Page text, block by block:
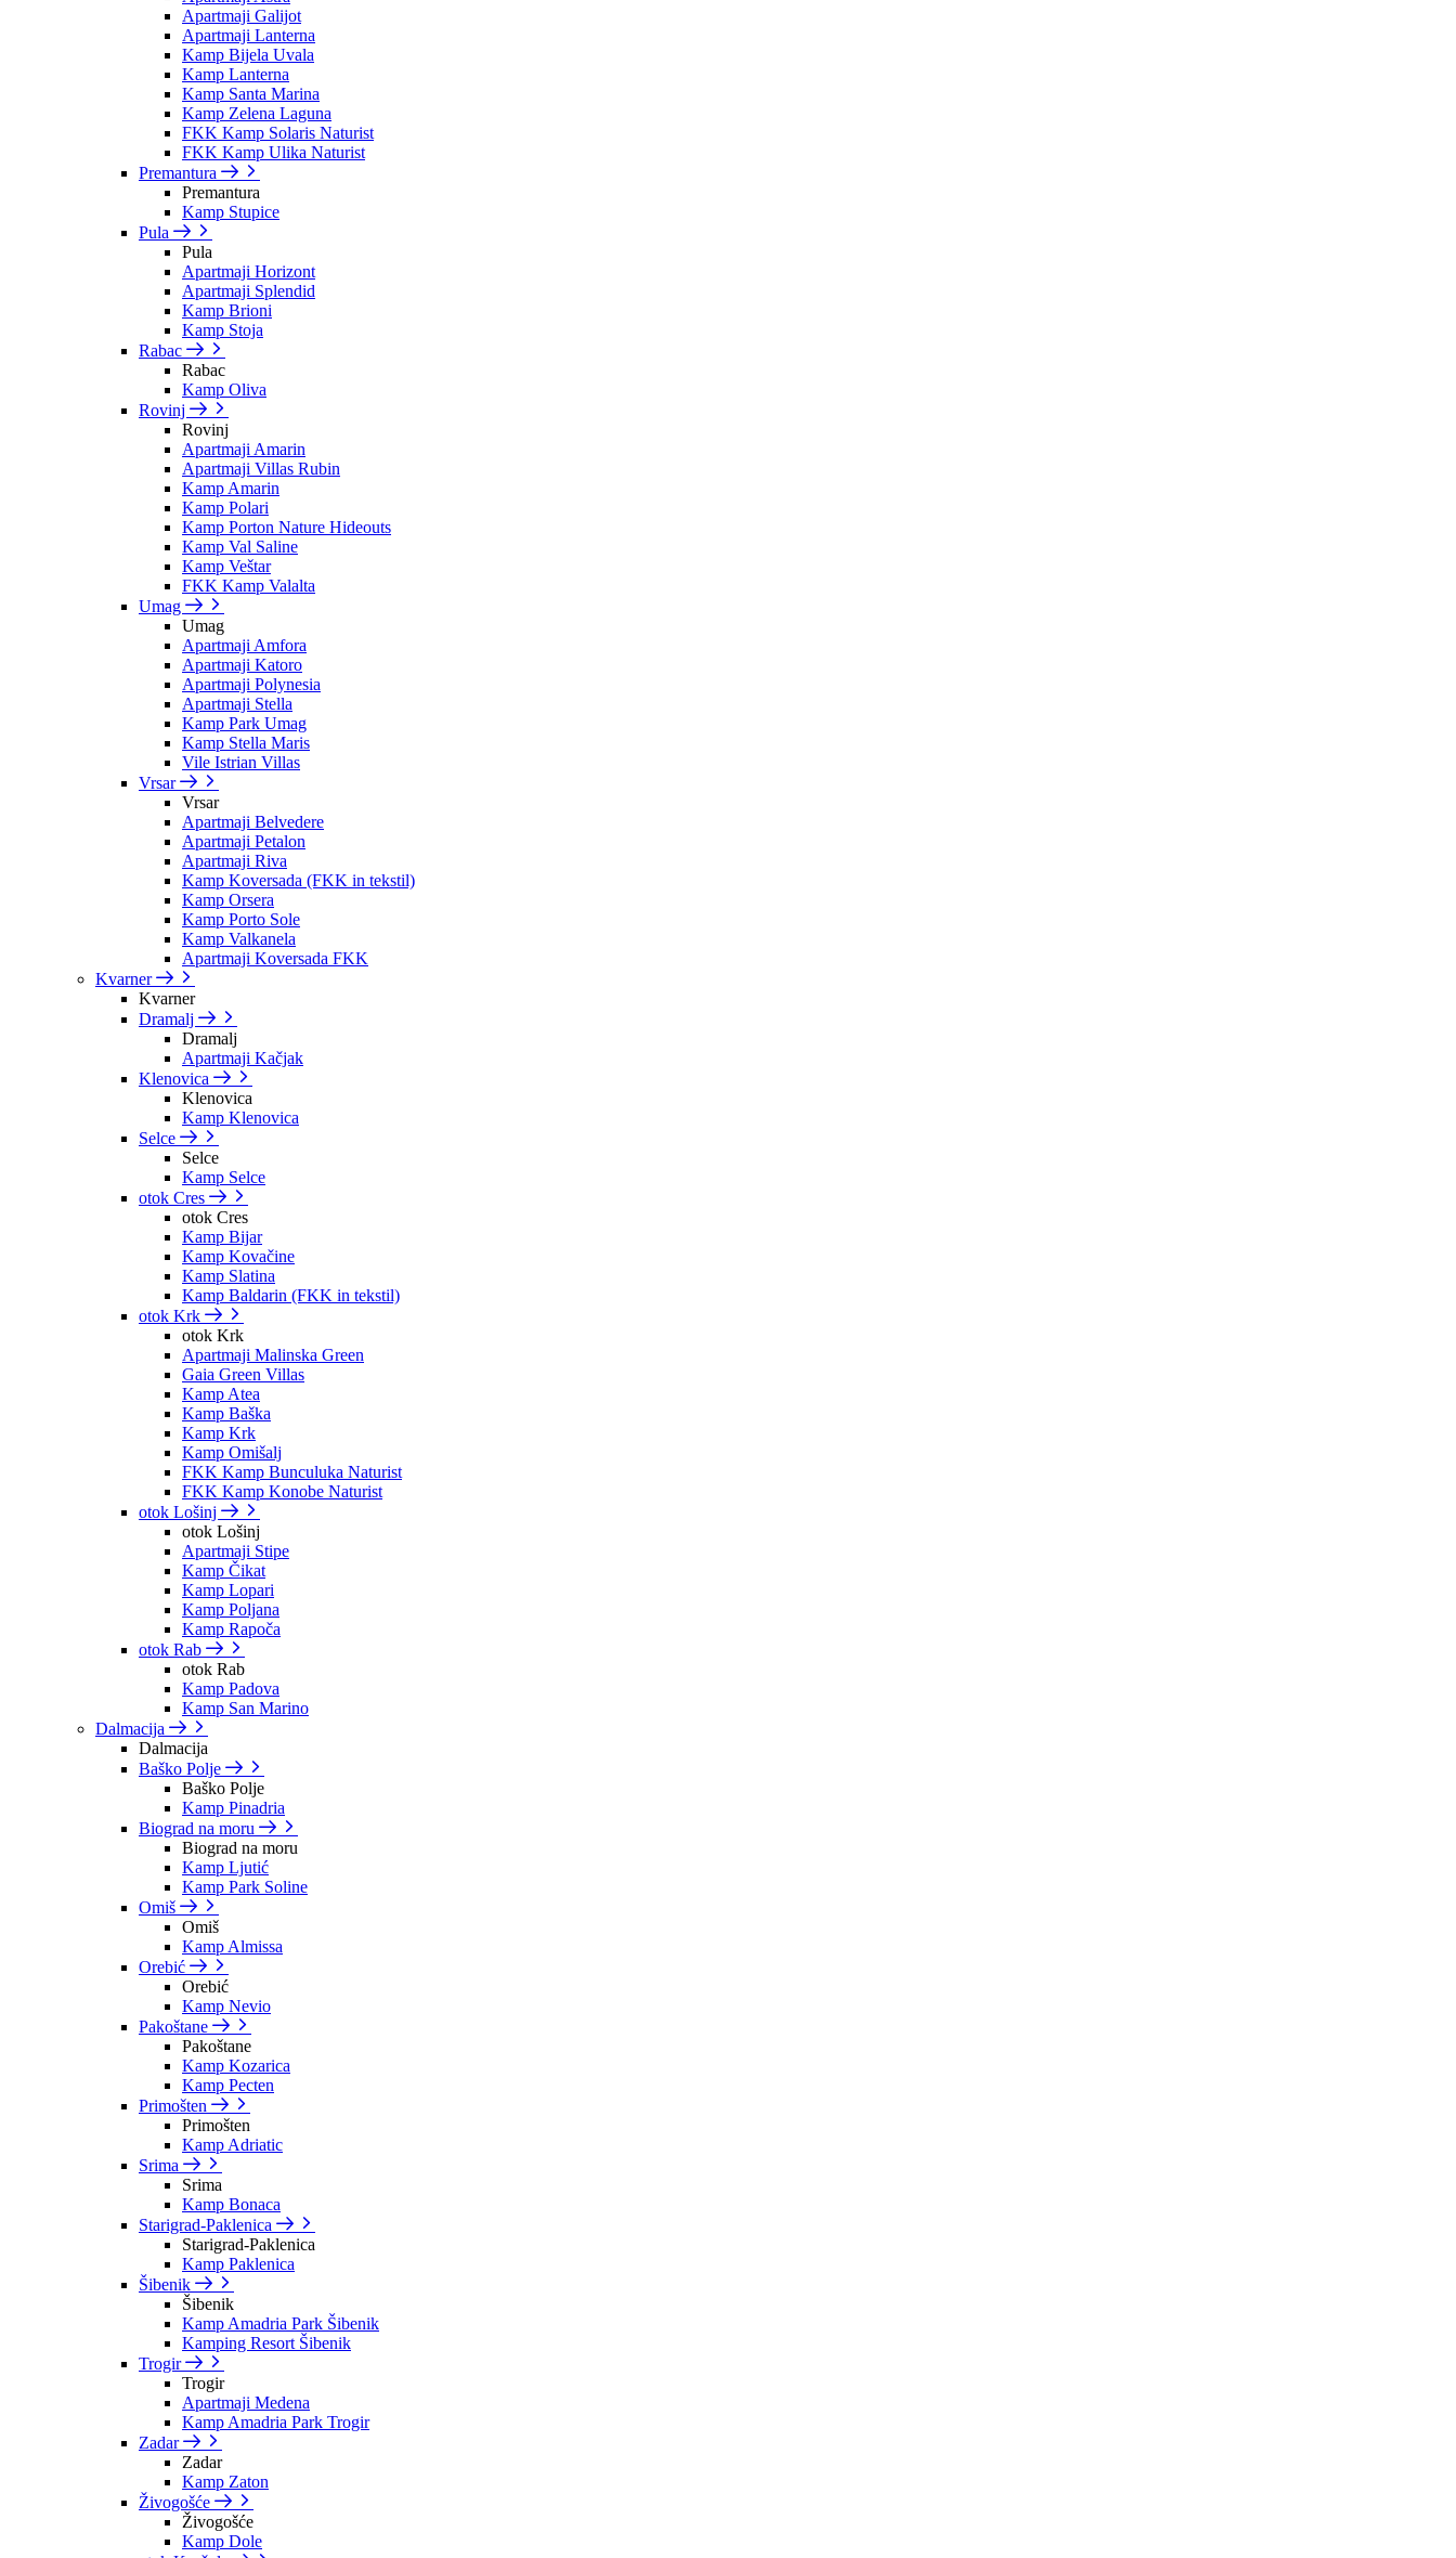
Apartmaji Galijot
Apartmaji Lanterna
Kamp Bijela Uvala
Kamp Lanterna
Kamp Santa Marina
Kamp Zelena Laguna
FKK Kamp Solaris Naturist
FKK Kamp Ulika Naturist
Premantura
Premantura
Kamp Stupice
Pula
Pula
Apartmaji Horizont
Apartmaji Splendid
Kamp Brioni
Kamp Stoja
Rabac
Rabac
Kamp Oliva
Rovinj
Rovinj
Apartmaji Amarin
Apartmaji Villas Rubin
Kamp Amarin
Kamp Polari
Kamp Porton Nature Hideouts
Kamp Val Saline
Kamp Veštar
FKK Kamp Valalta
Umag
Umag
Apartmaji Amfora
Apartmaji Katoro
Apartmaji Polynesia
Apartmaji Stella
Kamp Park Umag
Kamp Stella Maris
Vile Istrian Villas
Vrsar
Vrsar
Apartmaji Belvedere
Apartmaji Petalon
Apartmaji Riva
Kamp Koversada (FKK in tekstil)
Kamp Orsera
Kamp Porto Sole
Kamp Valkanela
Apartmaji Koversada FKK
Kvarner
Kvarner
Dramalj
Dramalj
Apartmaji Kačjak
Klenovica
Klenovica
Kamp Klenovica
Selce
Selce
Kamp Selce
otok Cres
otok Cres
Kamp Bijar
Kamp Kovačine
Kamp Slatina
Kamp Baldarin (FKK in tekstil)
otok Krk
otok Krk
Apartmaji Malinska Green
Gaia Green Villas
Kamp Atea
Kamp Baška
Kamp Krk
Kamp Omišalj
FKK Kamp Bunculuka Naturist
FKK Kamp Konobe Naturist
otok Lošinj
otok Lošinj
Apartmaji Stipe
Kamp Čikat
Kamp Lopari
Kamp Poljana
Kamp Rapoča
otok Rab
otok Rab
Kamp Padova
Kamp San Marino
Dalmacija
Dalmacija
Baško Polje
Baško Polje
Kamp Pinadria
Biograd na moru
Biograd na moru
Kamp Ljutić
Kamp Park Soline
Omiš
Omiš
Kamp Almissa
Orebić
Orebić
Kamp Nevio
Pakoštane
Pakoštane
Kamp Kozarica
Kamp Pecten
Primošten
Primošten
Kamp Adriatic
Srima
Srima
Kamp Bonaca
Starigrad-Paklenica
Starigrad-Paklenica
Kamp Paklenica
Šibenik
Šibenik
Kamp Amadria Park Šibenik
Kamping Resort Šibenik
Trogir
Trogir
Apartmaji Medena
Kamp Amadria Park Trogir
Zadar
Zadar
Kamp Zaton
Živogošće
Živogošće
Kamp Dole